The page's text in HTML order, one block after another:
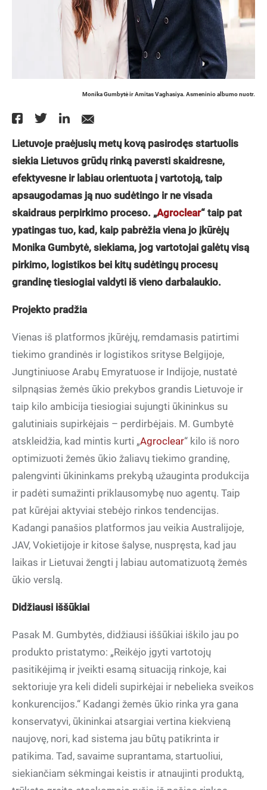
Monika Gumbytė ir Amitas Vaghasiya. Asmeninio albumo nuotr.
Lietuvoje praėjusių metų kovą pasirodęs startuolis
siekia Lietuvos grūdų rinką paversti skaidresne,
efektyvesne ir labiau orientuota į vartotoją, taip
apsaugodamas ją nuo sudėtingo ir ne visada
skaidraus perpirkimo proceso. „Agroclear“ taip pat
ypatingas tuo, kad, kaip pabrėžia viena jo įkūrėjų
Monika Gumbytė, siekiama, jog vartotojai galėtų visą
pirkimo, logistikos bei kitų sudėtingų procesų
grandinę tiesiogiai valdyti iš vieno darbalaukio.
Projekto pradžia
Vienas iš platformos įkūrėjų, remdamasis patirtimi
tiekimo grandinės ir logistikos srityse Belgijoje,
Jungtiniuose Arabų Emyratuose ir Indijoje, nustatė
silpnąsias žemės ūkio prekybos grandis Lietuvoje ir
taip kilo ambicija tiesiogiai sujungti ūkininkus su
galutiniais supirkėjais – perdirbėjais. M. Gumbytė
atskleidžia, kad mintis kurti „Agroclear“ kilo iš noro
optimizuoti žemės ūkio žaliavų tiekimo grandinę,
palengvinti ūkininkams prekybą užauginta produkcija
ir padėti sumažinti priklausomybę nuo agentų. Taip
pat kūrėjai aktyviai stebėjo rinkos tendencijas.
Kadangi panašios platformos jau veikia Australijoje,
JAV, Vokietijoje ir kitose šalyse, nuspręsta, kad jau
laikas ir Lietuvai žengti į labiau automatizuotą žemės
ūkio verslą.
Didžiausi iššūkiai
Pasak M. Gumbytės, didžiausi iššūkiai iškilo jau po
produkto pristatymo: „Reikėjo įgyti vartotojų
pasitikėjimą ir įveikti esamą situaciją rinkoje, kai
sektoriuje yra keli dideli supirkėjai ir nebelieka sveikos
konkurencijos.“ Kadangi žemės ūkio rinka yra gana
konservatyvi, ūkininkai atsargiai vertina kiekvieną
naujovę, nori, kad sistema jau būtų patikrinta ir
patikima. Tad, savaime suprantama, startuoliui,
siekiančiam sėkmingai keistis ir atnaujinti produktą,